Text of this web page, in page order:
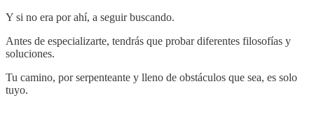
Y si no era por ahí, a seguir buscando.
Antes de especializarte, tendrás que probar diferentes filosofías y
soluciones.
Tu camino, por serpenteante y lleno de obstáculos que sea, es solo
tuyo.